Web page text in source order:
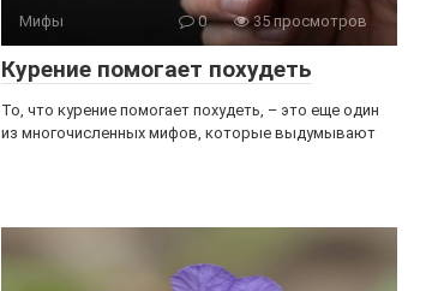
Мифы 0 35 просмотров
Курение помогает похудеть
То, что курение помогает похудеть, – это еще один
из многочисленных мифов, которые выдумывают